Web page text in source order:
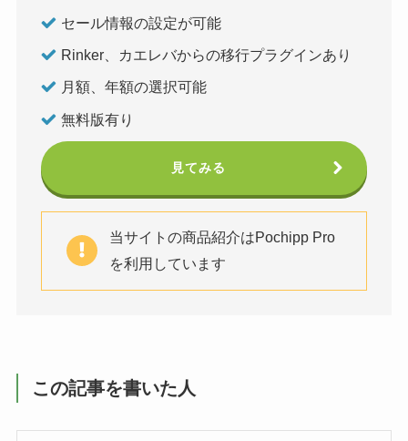
セール情報の設定が可能
Rinker、カエレバからの移行プラグインあり
月額、年額の選択可能
無料版有り
見てみる
当サイトの商品紹介はPochipp Pro
を利用しています
この記事を書いた人